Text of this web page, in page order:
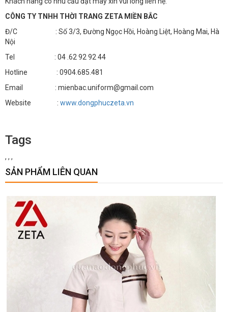
CÔNG TY TNHH THỜI TRANG ZETA MIỀN BẮC
Đ/C : Số 3/3, Đường Ngọc Hồi, Hoàng Liệt, Hoàng Mai, Hà
Nội
Tel : 04 .62 92 92 44
Hotline : 0904.685.481
Email : mienbac.uniform@gmail.com
Website : www.dongphuczeta.vn
Tags
, , ,
SẢN PHẨM LIÊN QUAN